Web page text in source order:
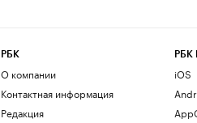
РБК
О компании
Контактная информация
Редакция
РБК
iOS